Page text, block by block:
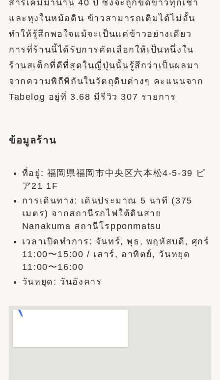
สารเคมีมานาน 40 ปี ซึ่งจะถูกขัดข้าวทุกเช้า
และหุงในหม้อดิน ข้าวสามารถเติมได้ไม่อั้น
ทำให้รู้สึกพอใจแม้จะเป็นแค่ข้าวอย่างเดียว
การที่ร้านนี้ได้รับการคัดเลือกให้เป็นหนึ่งใน
ร้านสเต็กที่ดีที่สุดในญี่ปุ่นนั้นรู้สึกว่าเป็นผลมา
จากความพิถีพิถันในวัตถุดิบต่างๆ คะแนนจาก
Tabelog อยู่ที่ 3.68 มีรีวิว 307 รายการ
ข้อมูลร้าน
ที่อยู่: 福岡県福岡市中央区六本松4-5-39 ピ
ア21 1F
การเดินทาง: เดินประมาณ 5 นาที (375
เมตร) จากสถานีรถไฟใต้ดินสาย
Nanakuma สถานีโรpponmatsu
เวลาเปิดทำการ: จันทร์, พุธ, พฤหัสบดี, ศุกร์
11:00〜15:00 / เสาร์, อาทิตย์, วันหยุด
11:00〜16:00
วันหยุด: วันอังคาร